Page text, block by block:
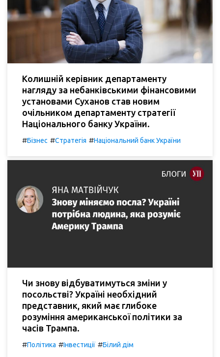
Колишній керівник департаменту
нагляду за небанківськими фінансовими
установами Суханов став новим
очільником департаменту стратегії
Національного банку України.
#Бізнес #Стратегія #Національний банк України
Чи знову відбуватимуться зміни у
посольстві? Україні необхідний
представник, який має глибоке
розуміння американської політики за
часів Трампа.
#Політика #Інвестиції #Білий дім